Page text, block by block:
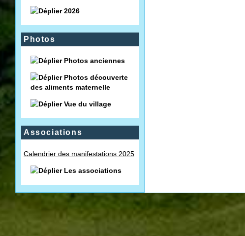
2026
Photos
Photos anciennes
Photos découverte
des aliments maternelle
Vue du village
Associations
Calendrier des manifestations 2025
Les associations